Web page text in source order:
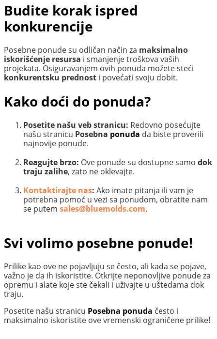
Budite korak ispred
konkurencije
Posebne ponude su odličan način za maksimalno
iskorišćenje resursa i smanjenje troškova vaših
projekata. Osiguravanjem ovih ponuda možete steći
konkurentsku prednost i povećati svoju dobit.
Kako doći do ponuda?
Posetite našu veb stranicu: Redovno posećujte
našu stranicu Posebna ponuda da biste proverili
najnovije ponude.
Reagujte brzo: Ove ponude su dostupne samo dok
traju zalihe, zato ne oklevajte.
Kontaktirajte nas: Ako imate pitanja ili vam je
potrebna pomoć u vezi sa ponudom, obratite nam
se putem sales@bluemolds.com.
Svi volimo posebne ponude!
Prilike kao ove ne pojavljuju se često, ali kada se pojave,
važno je da ih iskoristite. Otkrijte neponovljive ponude za
opremu i alate koje ste čekali i uživajte u uštedama dok
traju.
Posetite našu stranicu Posebna ponuda često i
maksimalno iskoristite ove vremenski ograničene prilike!